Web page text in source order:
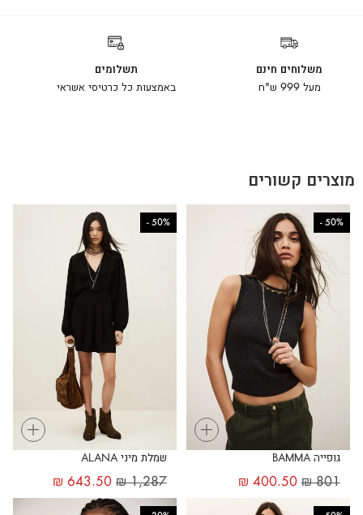
משלוחים חינם
מעל 999 ש"ח
תשלומים
באמצעות כל כרטיסי אשראי
מוצרים קשורים
+
50%
-
גופייה BAMMA
₪801
₪ 400.50
+
50%
-
שמלת מיני ALANA
₪1,287
₪ 643.50